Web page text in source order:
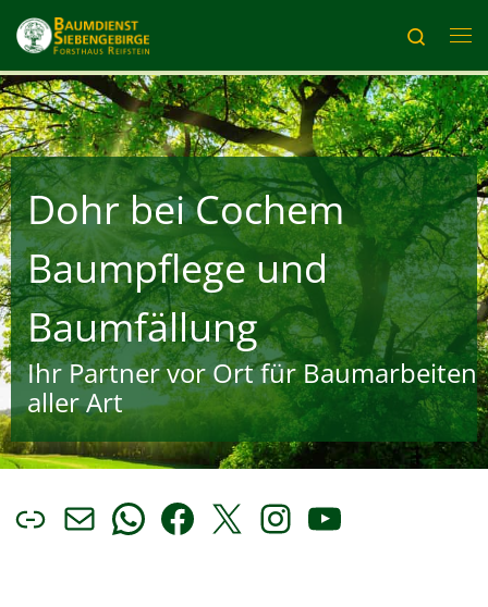
Zum Inhalt springen
Search
Dohr bei Cochem
Baumpflege und
Baumfällung
Ihr Partner vor Ort für Baumarbeiten
aller Art
LinkE-Mail
WhatsApp
Facebook
X Instagram
YouTube